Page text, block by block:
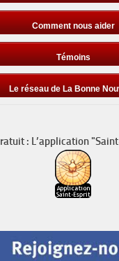
Comment nous aider
Témoins
Le réseau de La Bonne
: L’application